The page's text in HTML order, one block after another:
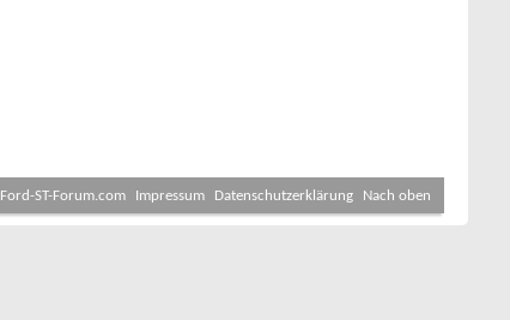
Ford-ST-Forum.com Impressum Datenschutzerklärung Nach oben